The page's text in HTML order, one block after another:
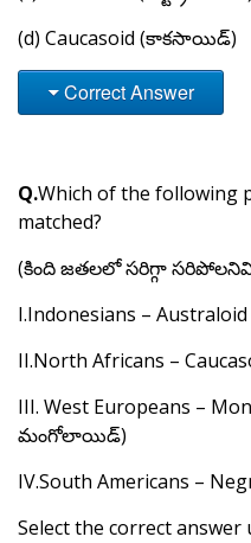
(d) Caucasoid (కాకసాయిడ్)
Correct Answer
Q.Which of the following
matched?
(కింది జతలలో సరిగ్గా
I.Indonesians –
II.North Africans –
III. West Europeans –
మంగోలాయిడ్)
IV.South Americans –
Select the correct answer